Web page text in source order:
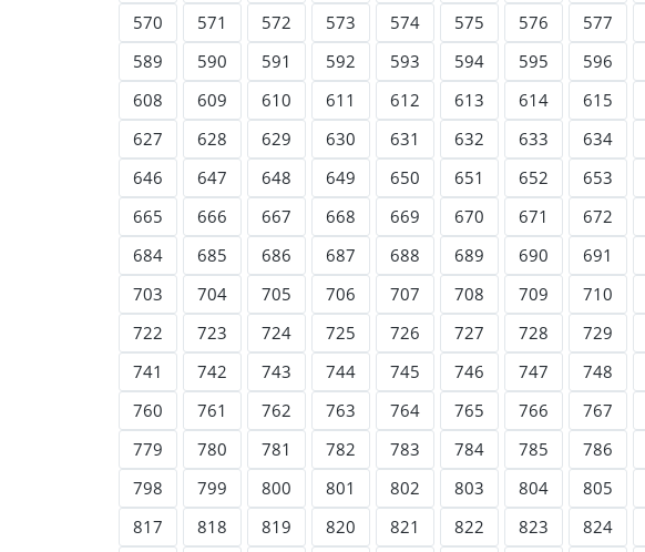
570
571 572 573 574 575 576 577
589
590 591 592 593 594 595 596
608
609 610 611 612 613 614 615
627
628 629 630 631 632 633 634
646
647 648 649 650 651 652 653
665
666 667 668 669 670 671 672
684
685 686 687 688 689 690 691
703
704 705 706 707 708 709 710
722
723 724 725 726 727 728 729
741
742 743 744 745 746 747 748
760
761 762 763 764 765 766 767
779
780 781 782 783 784 785 786
798
799 800 801 802 803 804 805
817
818 819 820 821 822 823 824